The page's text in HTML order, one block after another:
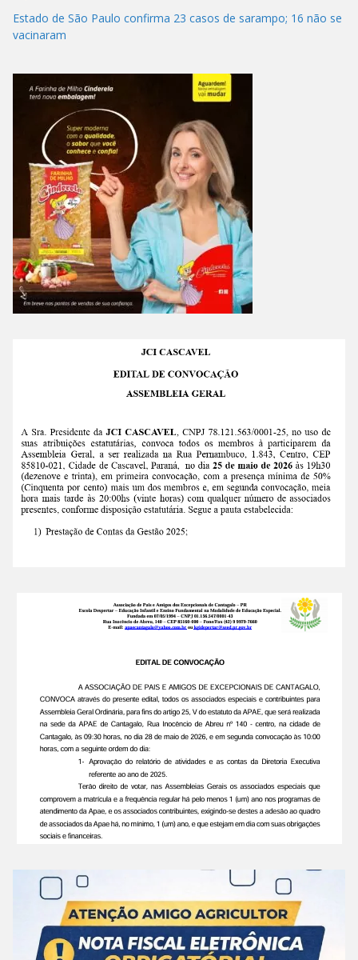
Estado de São Paulo confirma 23 casos de sarampo; 16 não se
vacinaram